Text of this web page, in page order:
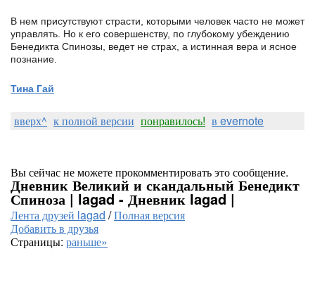
В нем присутствуют страсти, которыми человек часто не может
управлять. Но к его совершенству, по глубокому убеждению
Бенедикта Спинозы, ведет не страх, а истинная вера и ясное
познание.
Тина Гай
вверх^ к полной версии понравилось! в evernote
Вы сейчас не можете прокомментировать это сообщение.
Дневник Великий и скандальный Бенедикт
Спиноза | lagad - Дневник lagad |
Лента друзей lagad /Полная версия
Добавить в друзья
Страницы: раньше»